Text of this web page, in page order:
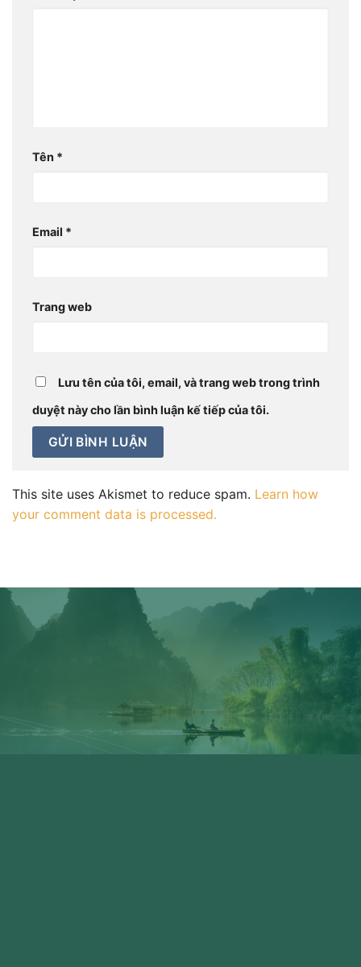
Tên *
Email *
Trang web
Lưu tên của tôi, email, và trang web trong trình
duyệt này cho lần bình luận kế tiếp của tôi.
This site uses Akismet to reduce spam. Learn how
your comment data is processed.